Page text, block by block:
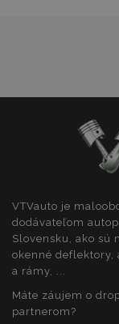
VTVauto je
dodávateľom
Slovensku, ako sú
okenné deflektory,
a rámy, ...
Máte záujem o
partnerom?
základné
správne
súborov
Meno